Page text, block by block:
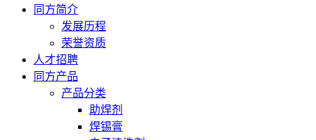
同方简介
发展历程
荣誉资质
人才招聘
同方产品
产品分类
助焊剂
焊锡膏